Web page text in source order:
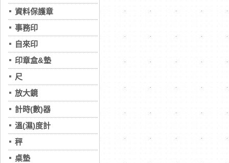
資料保護章
事務印
自來印
印章盒&墊
尺
放大鏡
計時(數)器
溫(濕)度計
秤
桌墊